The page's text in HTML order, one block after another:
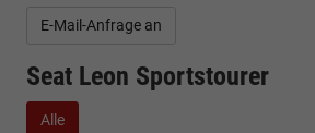
E-Mail-Anfrage an
Seat Leon Sportstourer
Alle